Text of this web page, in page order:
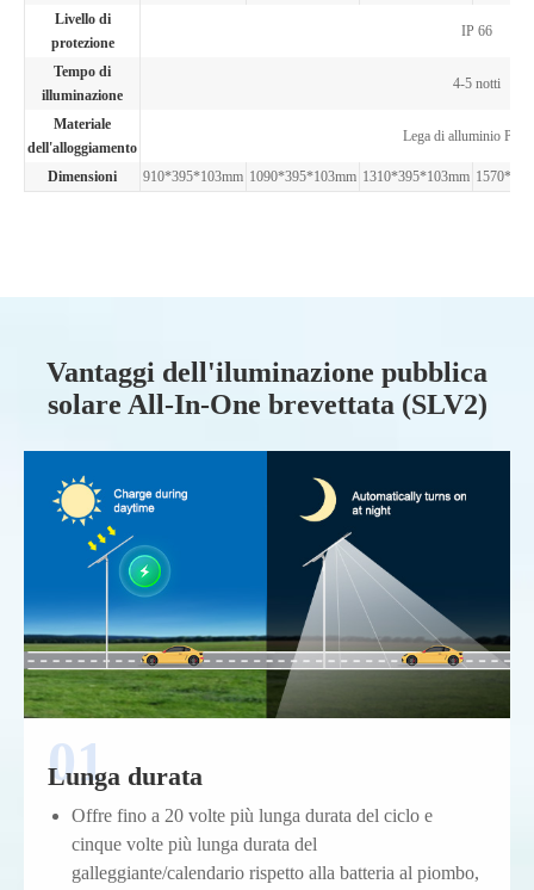
Livello di
protezione
IP 66
Tempo di
illuminazione
4-5 notti
Materiale
dell'alloggiamento
Lega di alluminio
Dimensioni 910*395*103mm 1090*395*103mm 1310*395*103mm
Vantaggi dell'iluminazione pubblica
solare All-In-One brevettata (SLV2)
Lunga durata
Offre fino a 20 volte più lunga durata del ciclo e
cinque volte più lunga durata del
galleggiante/calendario rispetto alla batteria al piombo,